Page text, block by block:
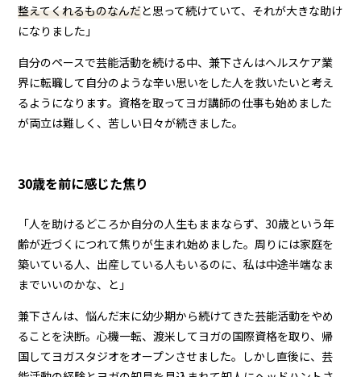
整えてくれるものなんだと思って続けていて、それが大きな助け
になりました」
自分のペースで芸能活動を続ける中、兼下さんはヘルスケア業
界に転職して自分のような辛い思いをした人を救いたいと考え
るようになります。資格を取ってヨガ講師の仕事も始めました
が両立は難しく、苦しい日々が続きました。
30歳を前に感じた焦り
「人を助けるどころか自分の人生もままならず、30歳という年
齢が近づくにつれて焦りが生まれ始めました。周りには家庭を
築いている人、出産している人もいるのに、私は中途半端なま
までいいのかな、と」
兼下さんは、悩んだ末に幼少期から続けてきた芸能活動をやめ
ることを決断。心機一転、渡米してヨガの国際資格を取り、帰
国してヨガスタジオをオープンさせました。しかし直後に、芸